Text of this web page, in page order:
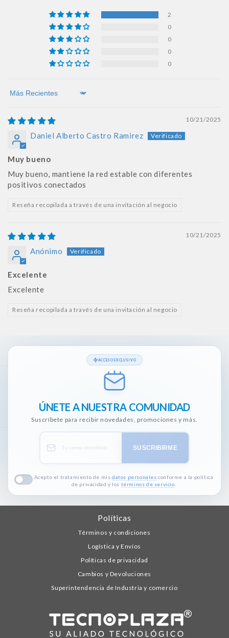
2
0
0
0
0
Sort by
10/21/2025
Daniel Alberto Castro Ramirez
Muy bueno
Muy bueno, mantiene la red estable con diferentes
positivos conectados
Reseña recopilada a través de una invitación al negocio
10/21/2025
Anónimo
Excelente
Excelente
Reseña recopilada a través de una invitación al negocio
ACCESO EXCLUSIVO
ÚNETE A NUESTRA COMUNIDAD
Suscríbete para recibir novedades, promociones y más.
SUSCRIBIRME
Acepto el tratamiento de mis datos personales conforme a la política
de privacidad y los términos de servicio
Políticas
Términos y condiciones
Logística y Envíos
Políticas de privacidad
Cambios y Devoluciones
Superintendencia de Industria y comercio